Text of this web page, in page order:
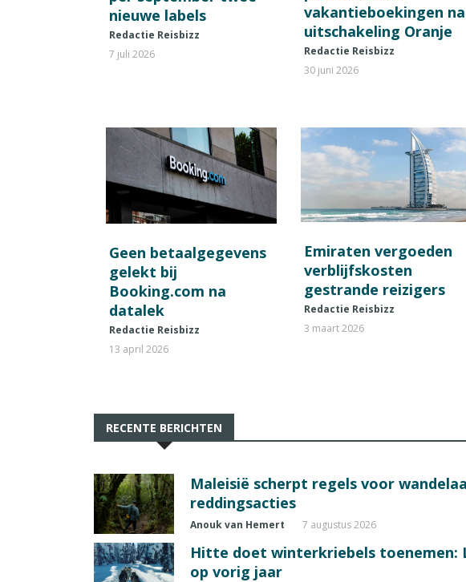
nieuwe labels
Redactie Reisbizz
7 juli 2026
vakantieboekingen na
uitschakeling Oranje
Redactie Reisbizz
30 juni 2026
Geen betaalgegevens
gelekt bij
Booking.com na
datalek
Redactie Reisbizz
13 april 2026
Emiraten vergoeden
verblijfskosten
gestrande reizigers
Redactie Reisbizz
3 maart 2026
RECENTE BERICHTEN
Maleisië scherpt regels voor
reddingsacties
Anouk van Hemert 7 augustus 2026
Hitte doet winterkriebels toenemen:
op vorig jaar